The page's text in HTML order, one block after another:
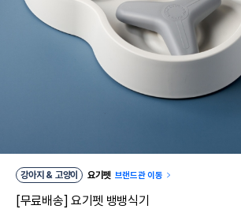
강아지 & 고양이 요기펫 브랜드관 이동
[무료배송] 요기펫 뱅뱅식기